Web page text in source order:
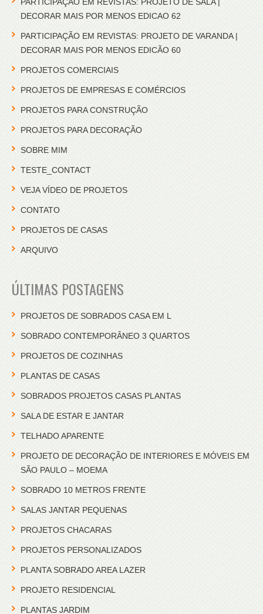
PARTICIPAÇÃO EM REVISTAS: PROJETO DE SALA |
DECORAR MAIS POR MENOS EDICAO 62
PARTICIPAÇÃO EM REVISTAS: PROJETO DE VARANDA |
DECORAR MAIS POR MENOS EDICÃO 60
PROJETOS COMERCIAIS
PROJETOS DE EMPRESAS E COMÉRCIOS
PROJETOS PARA CONSTRUÇÃO
PROJETOS PARA DECORAÇÃO
SOBRE MIM
TESTE_CONTACT
VEJA VÍDEO DE PROJETOS
CONTATO
PROJETOS DE CASAS
ARQUIVO
ÚLTIMAS POSTAGENS
PROJETOS DE SOBRADOS CASA EM L
SOBRADO CONTEMPORÂNEO 3 QUARTOS
PROJETOS DE COZINHAS
PLANTAS DE CASAS
SOBRADOS PROJETOS CASAS PLANTAS
SALA DE ESTAR E JANTAR
TELHADO APARENTE
PROJETO DE DECORAÇÃO DE INTERIORES E MÓVEIS EM
SÃO PAULO – MOEMA
SOBRADO 10 METROS FRENTE
SALAS JANTAR PEQUENAS
PROJETOS CHACARAS
PROJETOS PERSONALIZADOS
PLANTA SOBRADO AREA LAZER
PROJETO RESIDENCIAL
PLANTAS JARDIM